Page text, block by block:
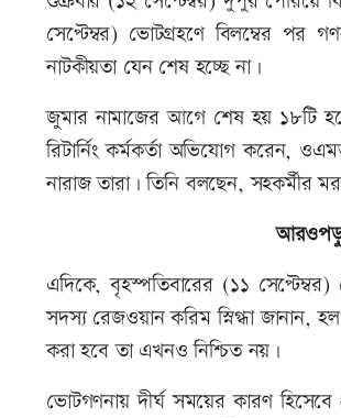
সেপ্টেম্বর) ভোটগ্রহণে বিলম্বের পর
নাটকীয়তা যেন শেষ হচ্ছে না।
জুমার নামাজের আগে শেষ হয় ১৮টি
রিটার্নিং কর্মকর্তা অভিযোগ করেন,
নারাজ তারা। তিনি বলছেন, সহকর্মীর
এদিকে, বৃহস্পতিবারের (১১ সেপ্টেম্বর)
সদস্য রেজওয়ান করিম স্নিগ্ধা জানান,
করা হবে তা এখনও নিশ্চিত নয়।
ভোটগণনায় দীর্ঘ সময়ের কারণ